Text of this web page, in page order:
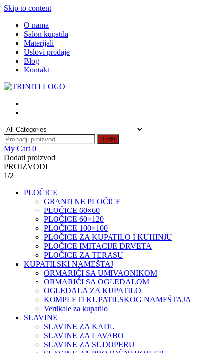
Skip to content
O nama
Salon kupatila
Materijali
Uslovi prodaje
Blog
Kontakt
Traži
My Cart 0
Dodati proizvodi
PROIZVODI
1/2
PLOČICE
GRANITNE PLOČICE
PLOČICE 60×60
PLOČICE 60×120
PLOČICE 100×100
PLOČICE ZA KUPATILO I KUHINJU
PLOČICE IMITACIJE DRVETA
PLOČICE ZA TERASU
KUPATILSKI NAMEŠTAJ
ORMARIĆI SA UMIVAONIKOM
ORMARIĆI SA OGLEDALOM
OGLEDALA ZA KUPATILO
KOMPLETI KUPATILSKOG NAMEŠTAJA
Vertikale za kupatilo
SLAVINE
SLAVINE ZA KADU
SLAVINE ZA LAVABO
SLAVINE ZA SUDOPERU